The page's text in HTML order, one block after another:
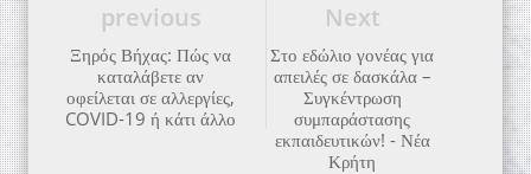
Next
Στο εδώλιο γονέας για
απειλές σε δασκάλα –
Συγκέντρωση
συμπαράστασης
εκπαιδευτικών! - Νέα
Κρήτη
previous
Ξηρός Βήχας: Πώς να
καταλάβετε αν
οφείλεται σε αλλεργίες,
COVID-19 ή κάτι άλλο